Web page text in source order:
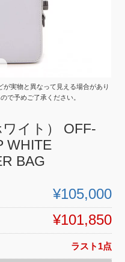
実物と異なって見える場合があり
で予めご了承ください。
イト） OFF-
WHITE
BAG
¥105,000
¥101,850
ラスト1点